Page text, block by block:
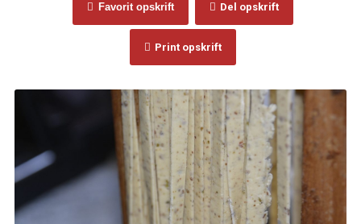
Favorit opskrift Del opskrift
Print opskrift